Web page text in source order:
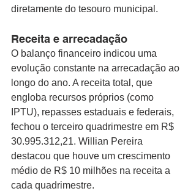
diretamente do tesouro municipal.
Receita e arrecadação
O balanço financeiro indicou uma
evolução constante na arrecadação ao
longo do ano. A receita total, que
engloba recursos próprios (como
IPTU), repasses estaduais e federais,
fechou o terceiro quadrimestre em R$
30.995.312,21. Willian Pereira
destacou que houve um crescimento
médio de R$ 10 milhões na receita a
cada quadrimestre.